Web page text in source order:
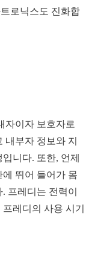
로닉스도 진화합
자이자 보호자로
부자 정보와 지
니다. 또한, 언제
뛰어 들어가 몸
프레디는 전력이
레디의 사용 시기